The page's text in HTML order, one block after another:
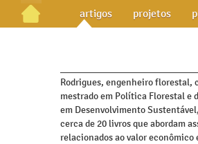
artigos projetos
Rodrigues, engenheiro florestal,
mestrado em Política Florestal e
em Desenvolvimento
cerca de 20 livros que abordam
relacionados ao valor econômico